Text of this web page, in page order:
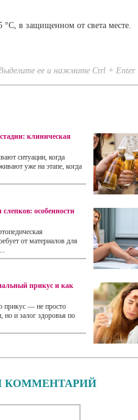
°C, в защищенном от света месте.
ее и нажмите Ctrl + Enter.
клиническая
ситуации, когда
уже на этапе, когда
особенности
от материалов для
прикус и как
прикус — не просто
но и залог здоровья по
КОММЕНТАРИЙ